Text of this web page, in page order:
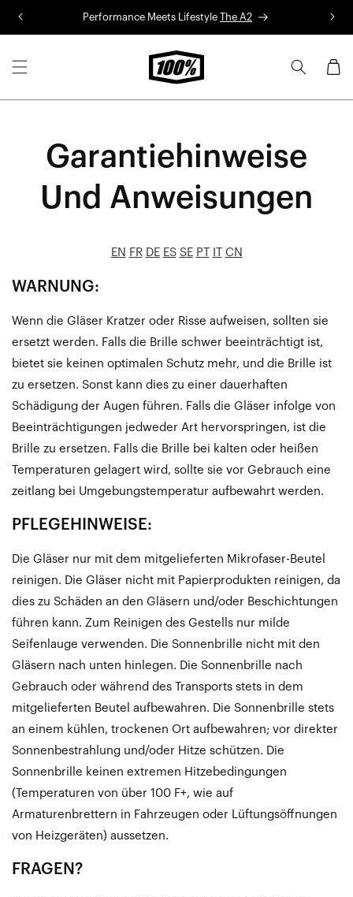
Performance Meets Lifestyle The A2
Cart
Garantiehinweise
Und Anweisungen
EN FR DE ES SE PT CN
WARNUNG:
Wenn die Gläser Kratzer oder Risse aufweisen, sollten sie
ersetzt werden. Falls die Brille schwer beeinträchtigt ist,
bietet sie keinen optimalen Schutz mehr, und die Brille ist
zu ersetzen. Sonst kann dies zu einer dauerhaften
Schädigung der Augen führen. Falls die Gläser infolge von
Beeinträchtigungen jedweder Art hervorspringen, ist die
Brille zu ersetzen. Falls die Brille bei kalten oder heißen
Temperaturen gelagert wird, sollte sie vor Gebrauch eine
zeitlang bei Umgebungstemperatur aufbewahrt werden.
PFLEGEHINWEISE:
Die Gläser nur mit dem mitgelieferten Mikrofaser-Beutel
reinigen. Die Gläser nicht mit Papierprodukten reinigen, da
dies zu Schäden an den Gläsern und/oder Beschichtungen
führen kann. Zum Reinigen des Gestells nur milde
Seifenlauge verwenden. Die Sonnenbrille nicht mit den
Gläsern nach unten hinlegen. Die Sonnenbrille nach
Gebrauch oder während des Transports stets in dem
mitgelieferten Beutel aufbewahren. Die Sonnenbrille stets
an einem kühlen, trockenen Ort aufbewahren; vor direkter
Sonnenbestrahlung und/oder Hitze schützen. Die
Sonnenbrille keinen extremen Hitzebedingungen
(Temperaturen von über 100 F+, wie auf
Armaturenbrettern in Fahrzeugen oder Lüftungsöffnungen
von Heizgeräten) aussetzen.
FRAGEN?